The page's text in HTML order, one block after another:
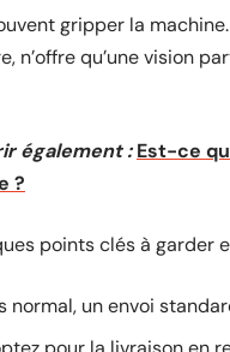
gripper la
n’offre qu’une vision
également : Est-ce
?
points clés à garder
normal, un envoi